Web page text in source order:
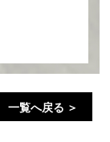
一覧へ戻る ＞